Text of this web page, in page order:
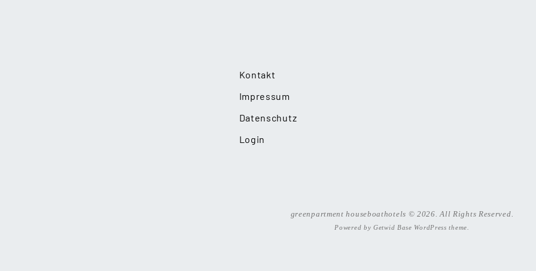
Kontakt
Impressum
Datenschutz
Login
greenpartment houseboathotels © 2026. All Rights Reserved.
Powered byGetwid Base WordPress theme.